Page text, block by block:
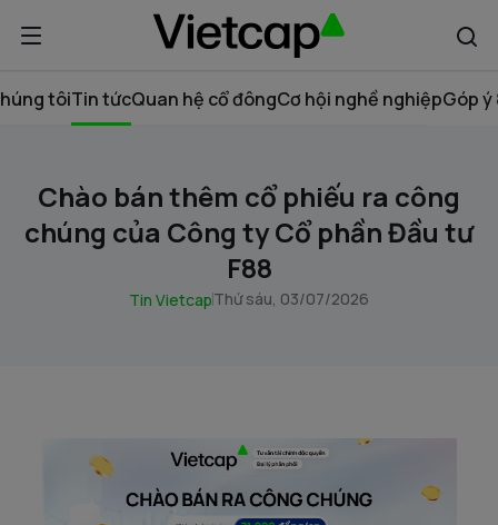
tôiTin tứcQuan hệ cổ đôngCơ hội nghề nghiệpGóp ý
Chào bán thêm cổ phiếu ra công
chúng của Công ty Cổ phần Đầu tư
F88
Tin VietcapThứ sáu, 03/07/2026